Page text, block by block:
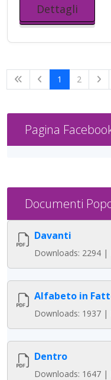
Dettagli
1 2
Pagina
Documenti
Davanti
Downloads: 2294 |
Alfabeto in
Downloads: 1937 |
Dentro
Downloads: 1647 |